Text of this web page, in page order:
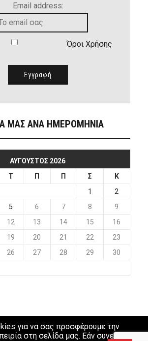
Email address:
Όροι Χρήσης
ΜΑΣ ΑΝΑ ΗΜΕΡΟΜΗΝΙΑ
ΑΎΓΟΥΣΤΟΣ 2026
Τ Π Π Σ
Κ
1
2
5 6 7 8
9
12 13 14 15
16
19 20 21 22
23
26 27 28 29
30
για να σας προσφέρουμε την
στη σελίδα μας. Εάν συνεχίσετε να